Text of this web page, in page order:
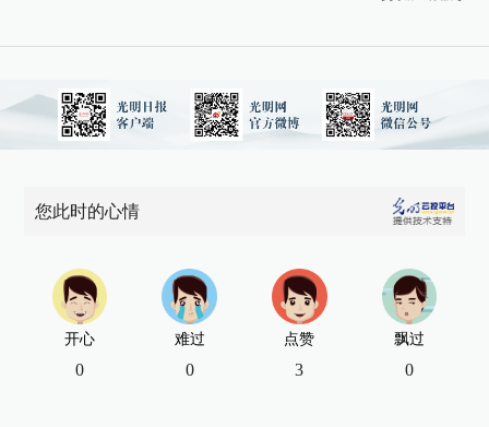
您此时的心情
开心
0
难过
0
点赞
3
飘过
0